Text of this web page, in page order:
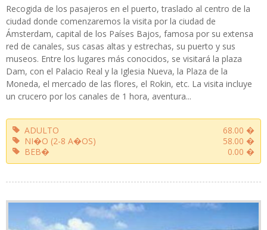
Recogida de los pasajeros en el puerto, traslado al centro de la
ciudad donde comenzaremos la visita por la ciudad de
Ámsterdam, capital de los Países Bajos, famosa por su extensa
red de canales, sus casas altas y estrechas, su puerto y sus
museos. Entre los lugares más conocidos, se visitará la plaza
Dam, con el Palacio Real y la Iglesia Nueva, la Plaza de la
Moneda, el mercado de las flores, el Rokin, etc. La visita incluye
un crucero por los canales de 1 hora, aventura...
ADULTO
68.00 �
NI�O (2-8 A�OS)
58.00 �
BEB�
0.00 �